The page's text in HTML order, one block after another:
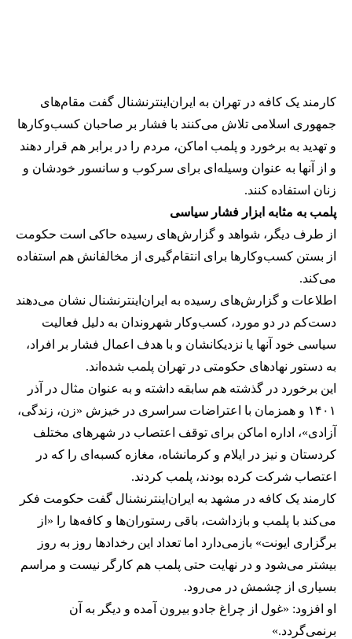
کارمند یک کافه در تهران به ایران‌اینترنشنال گفت مقام‌های
جمهوری اسلامی تلاش می‌کنند با فشار بر صاحبان کسب‌وکارها
و تهدید به برخورد و پلمب اماکن، مردم را در برابر هم قرار دهند
و از آنها به عنوان وسیله‌ای برای سرکوب و سانسور خودشان و
زنان استفاده کنند.
پلمب به مثابه ابزار فشار سیاسی
از طرف دیگر، شواهد و گزارش‌های رسیده حاکی است حکومت
از بستن کسب‌وکارها برای انتقام‌گیری از مخالفانش هم استفاده
می‌کند.
اطلاعات و گزارش‌های رسیده به ایران‌اینترنشنال نشان می‌دهند
دست‌کم در دو مورد، کسب‌وکار شهروندان به دلیل فعالیت
سیاسی خود آنها یا نزدیکانشان و با هدف اعمال فشار بر افراد،
به دستور نهادهای حکومتی در تهران پلمب شده‌اند.
این برخورد در گذشته هم سابقه داشته و به عنوان مثال در آذر
۱۴۰۱ و همزمان با اعتراضات سراسری در خیزش «زن، زندگی،
آزادی»، اداره اماکن برای توقف اعتصاب در شهرهای مختلف
کردستان و نیز در ایلام و کرمانشاه، مغازه کسبه‌ای را که در
اعتصاب شرکت کرده بودند، پلمب کردند.
کارمند یک کافه در مشهد به ایران‌اینترنشنال گفت حکومت فکر
می‌کند با پلمب و بازداشت، باقی رستوران‌ها و کافه‌ها را «از
برگزاری ایونت» بازمی‌دارد اما تعداد این رخدادها روز به روز
بیشتر می‌شود و در نهایت حتی پلمب هم کارگر نیست و مراسم
بسیاری از چشمش در می‌رود.
او افزود: «غول از چراغ جادو بیرون آمده و دیگر به آن
برنمی‎‌گردد.»